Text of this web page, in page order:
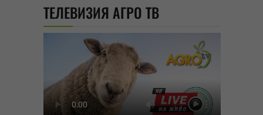
ТЕЛЕВИЗИЯ АГРО ТВ